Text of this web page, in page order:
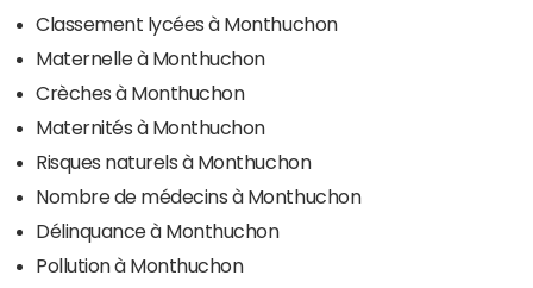
Classement lycées à Monthuchon
Maternelle à Monthuchon
Crèches à Monthuchon
Maternités à Monthuchon
Risques naturels à Monthuchon
Nombre de médecins à Monthuchon
Délinquance à Monthuchon
Pollution à Monthuchon